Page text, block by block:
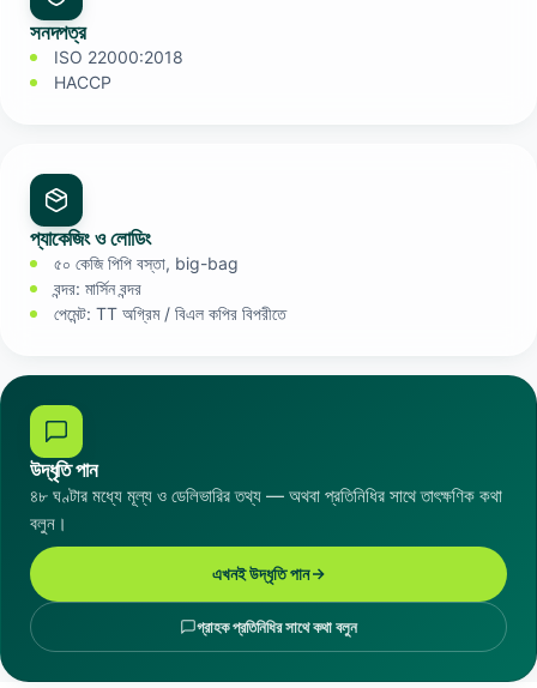
সনদপত্র
ISO 22000:2018
HACCP
প্যাকেজিং ও লোডিং
৫০ কেজি পিপি বস্তা, big-bag
বন্দর: মার্সিন বন্দর
পেমেন্ট: TT অগ্রিম / বিএল কপির বিপরীতে
উদ্ধৃতি পান
৪৮ ঘণ্টার মধ্যে মূল্য ও ডেলিভারির তথ্য — অথবা প্রতিনিধির সাথে তাৎক্ষণিক কথা
বলুন।
এখনই উদ্ধৃতি পান
গ্রাহক প্রতিনিধির সাথে কথা বলুন